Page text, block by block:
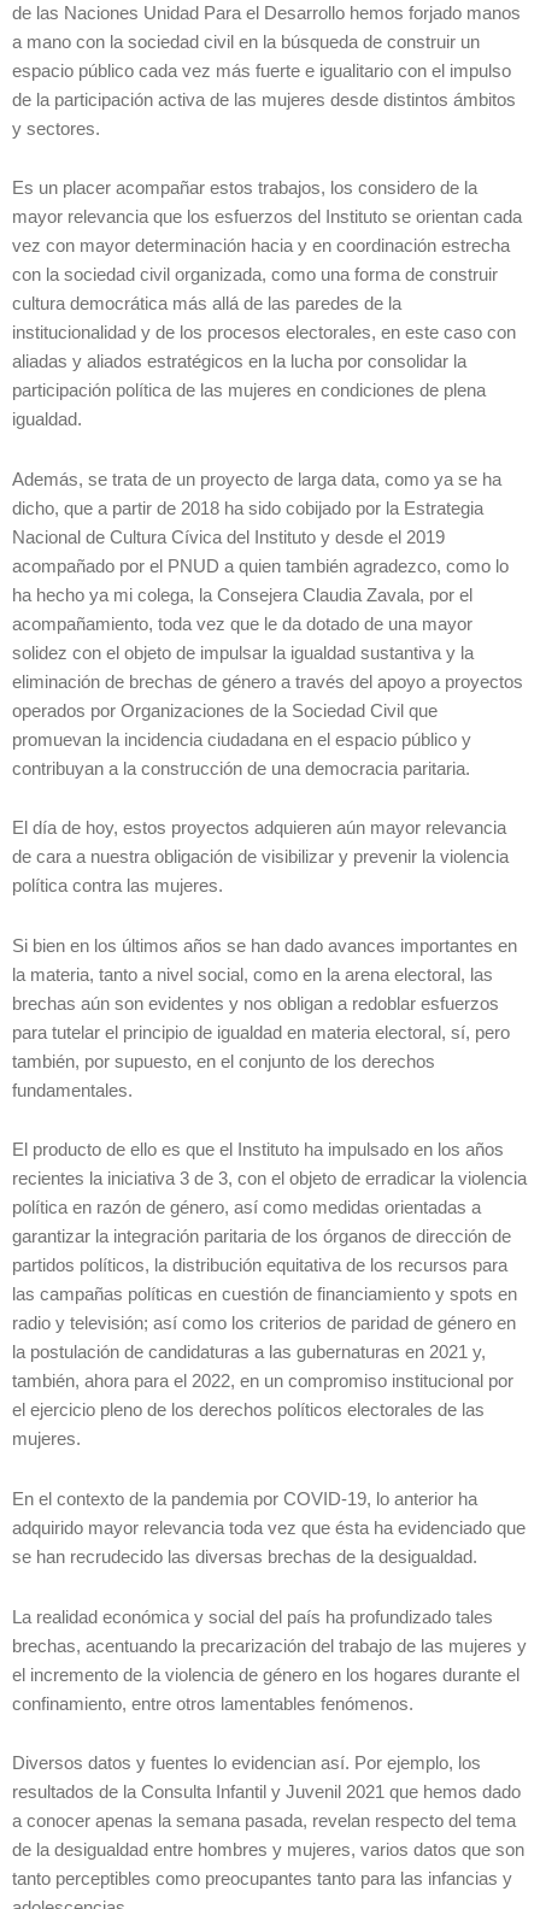
de las Naciones Unidad Para el Desarrollo hemos forjado manos
a mano con la sociedad civil en la búsqueda de construir un
espacio público cada vez más fuerte e igualitario con el impulso
de la participación activa de las mujeres desde distintos ámbitos
y sectores.
Es un placer acompañar estos trabajos, los considero de la
mayor relevancia que los esfuerzos del Instituto se orientan cada
vez con mayor determinación hacia y en coordinación estrecha
con la sociedad civil organizada, como una forma de construir
cultura democrática más allá de las paredes de la
institucionalidad y de los procesos electorales, en este caso con
aliadas y aliados estratégicos en la lucha por consolidar la
participación política de las mujeres en condiciones de plena
igualdad.
Además, se trata de un proyecto de larga data, como ya se ha
dicho, que a partir de 2018 ha sido cobijado por la Estrategia
Nacional de Cultura Cívica del Instituto y desde el 2019
acompañado por el PNUD a quien también agradezco, como lo
ha hecho ya mi colega, la Consejera Claudia Zavala, por el
acompañamiento, toda vez que le da dotado de una mayor
solidez con el objeto de impulsar la igualdad sustantiva y la
eliminación de brechas de género a través del apoyo a proyectos
operados por Organizaciones de la Sociedad Civil que
promuevan la incidencia ciudadana en el espacio público y
contribuyan a la construcción de una democracia paritaria.
El día de hoy, estos proyectos adquieren aún mayor relevancia
de cara a nuestra obligación de visibilizar y prevenir la violencia
política contra las mujeres.
Si bien en los últimos años se han dado avances importantes en
la materia, tanto a nivel social, como en la arena electoral, las
brechas aún son evidentes y nos obligan a redoblar esfuerzos
para tutelar el principio de igualdad en materia electoral, sí, pero
también, por supuesto, en el conjunto de los derechos
fundamentales.
El producto de ello es que el Instituto ha impulsado en los años
recientes la iniciativa 3 de 3, con el objeto de erradicar la violencia
política en razón de género, así como medidas orientadas a
garantizar la integración paritaria de los órganos de dirección de
partidos políticos, la distribución equitativa de los recursos para
las campañas políticas en cuestión de financiamiento y spots en
radio y televisión; así como los criterios de paridad de género en
la postulación de candidaturas a las gubernaturas en 2021 y,
también, ahora para el 2022, en un compromiso institucional por
el ejercicio pleno de los derechos políticos electorales de las
mujeres.
En el contexto de la pandemia por COVID-19, lo anterior ha
adquirido mayor relevancia toda vez que ésta ha evidenciado que
se han recrudecido las diversas brechas de la desigualdad.
La realidad económica y social del país ha profundizado tales
brechas, acentuando la precarización del trabajo de las mujeres y
el incremento de la violencia de género en los hogares durante el
confinamiento, entre otros lamentables fenómenos.
Diversos datos y fuentes lo evidencian así. Por ejemplo, los
resultados de la Consulta Infantil y Juvenil 2021 que hemos dado
a conocer apenas la semana pasada, revelan respecto del tema
de la desigualdad entre hombres y mujeres, varios datos que son
tanto perceptibles como preocupantes tanto para las infancias y